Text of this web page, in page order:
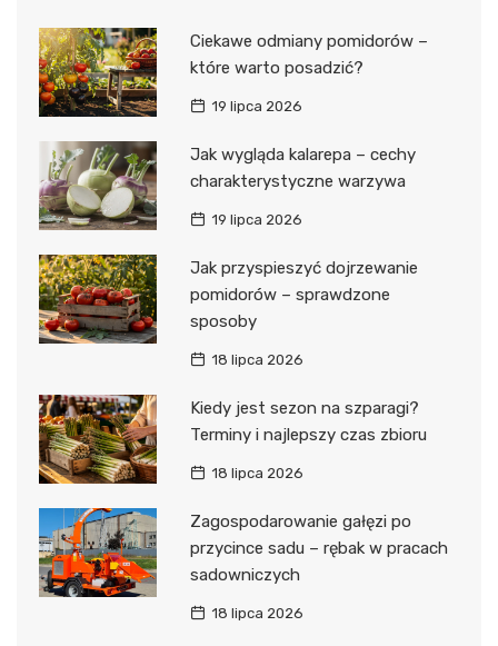
Ciekawe odmiany pomidorów –
które warto posadzić?
19 lipca 2026
Jak wygląda kalarepa – cechy
charakterystyczne warzywa
19 lipca 2026
Jak przyspieszyć dojrzewanie
pomidorów – sprawdzone
sposoby
18 lipca 2026
Kiedy jest sezon na szparagi?
Terminy i najlepszy czas zbioru
18 lipca 2026
Zagospodarowanie gałęzi po
przycince sadu – rębak w pracach
sadowniczych
18 lipca 2026